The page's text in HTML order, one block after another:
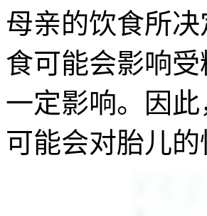
母亲的饮食所
食可能会影响
一定影响。因
可能会对胎儿